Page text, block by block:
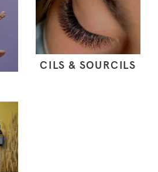
CILS & SOURCILS